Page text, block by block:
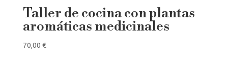
Taller de cocina con plantas
aromáticas medicinales
70,00 €